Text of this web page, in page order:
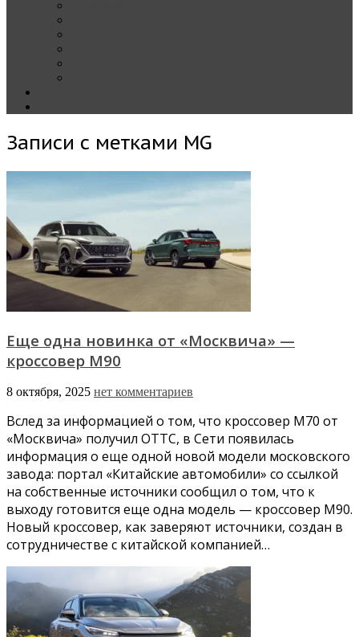
Записи с метками MG
Еще одна новинка от «Москвича» —
кроссовер М90
8 октября, 2025 нет комментариев
Вслед за информацией о том, что кроссовер М70 от
«Москвича» получил ОТТС, в Сети появилась
информация о еще одной новой модели московского
завода: портал «Китайские автомобили» со ссылкой
на собственные источники сообщил о том, что к
выходу готовится еще одна модель — кроссовер М90.
Новый кроссовер, как заверяют источники, создан в
сотрудничестве с китайской компанией…